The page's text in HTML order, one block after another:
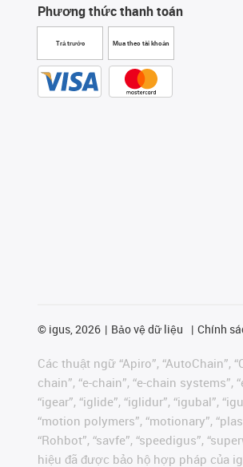
Phương thức thanh toán
Trả trước Mua theo tài khoản
© igus, 2026 Bảo vệ dữ liệu Chính
Các thuật ngữ “Apiro”, “AutoChain”,
chain”, “e-chain”, “e-chain systems”,
“igear”, “iglide”, “iglidur”, “igubal”,
“motion polymers”, “motionary”,
“Rohbot”, “savfe”, “speedigus”,
hiệu đã được bảo hộ hợp pháp của